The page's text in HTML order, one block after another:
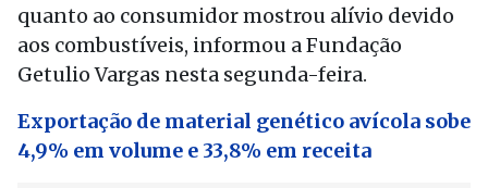
quanto ao consumidor mostrou alívio devido
aos combustíveis, informou a Fundação
Getulio Vargas nesta segunda-feira.
Exportação de material genético avícola sobe
4,9% em volume e 33,8% em receita